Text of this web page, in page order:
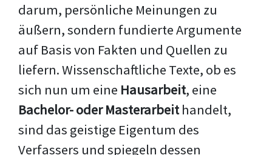
darum, persönliche Meinungen zu
äußern, sondern fundierte Argumente
auf Basis von Fakten und Quellen zu
liefern. Wissenschaftliche Texte, ob es
sich nun um eine Hausarbeit, eine
Bachelor- oder Masterarbeithandelt,
sind das geistige Eigentum des
Verfassers und spiegeln dessen